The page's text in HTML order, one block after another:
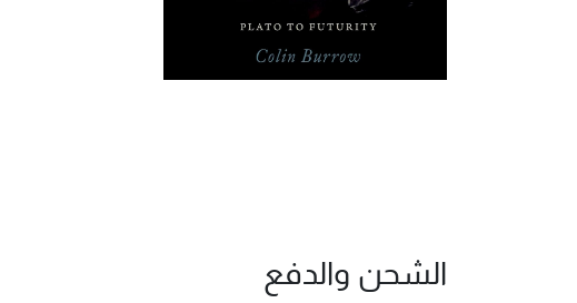
الشحن والدفع